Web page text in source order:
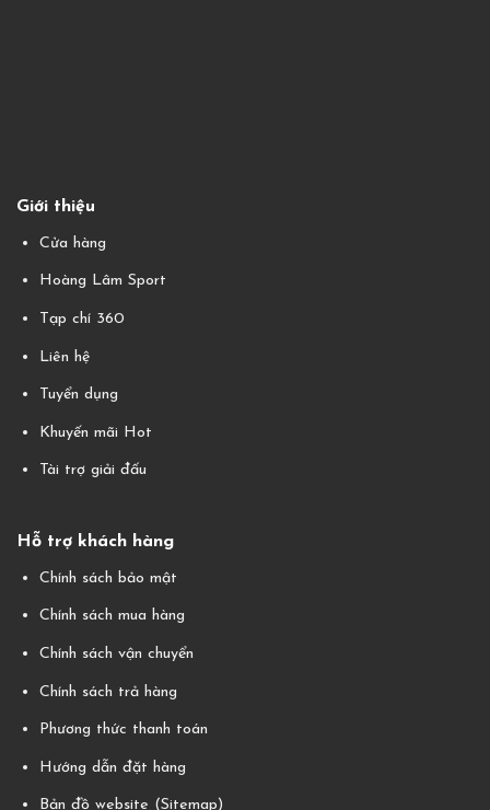
Giới thiệu
Cửa hàng
Hoàng Lâm Sport
Tạp chí 360
Liên hệ
Tuyển dụng
Khuyến mãi Hot
Tài trợ giải đấu
Hỗ trợ khách hàng
Chính sách bảo mật
Chính sách mua hàng
Chính sách vận chuyển
Chính sách trả hàng
Phương thức thanh toán
Hướng dẫn đặt hàng
Bản đồ website (Sitemap)